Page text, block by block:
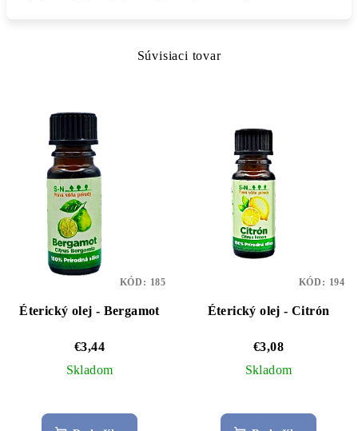
Súvisiaci tovar
Éterický olej - Bergamot
€3,44
Skladom
KÓD: 185
Éterický olej - Citrón
€3,08
Skladom
KÓD: 194